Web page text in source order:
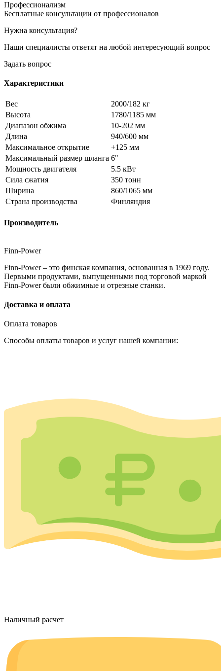
Профессионализм
Бесплатные консультации от профессионалов
Нужна консультация?
Наши специалисты ответят на любой интересующий вопрос
Задать вопрос
Характеристики
Вес
2000/182 кг
Высота
1780/1185 мм
Диапазон обжима
10-202 мм
Длина
940/600 мм
Максимальное открытие
+125 мм
Максимальный размер шланга 6"
Мощность двигателя
5.5 кВт
Сила сжатия
350 тонн
Ширина
860/1065 мм
Страна производства
Финляндия
Производитель
Finn-Power
Finn-Power – это финская компания, основанная в 1969 году.
Первыми продуктами, выпущенными под торговой маркой
Finn-Power были обжимные и отрезные станки.
Доставка и оплата
Оплата товаров
Способы оплаты товаров и услуг нашей компании:
Наличный расчет